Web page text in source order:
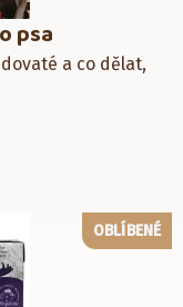
psa
a co dělat,
OBLÍBENÉ